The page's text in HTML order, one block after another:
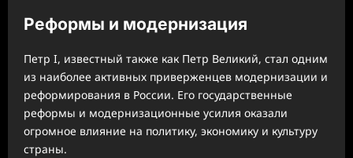
Реформы и модернизация
Петр I, известный также как Петр Великий, стал одним
из наиболее активных приверженцев модернизации и
реформирования в России. Его государственные
реформы и модернизационные усилия оказали
огромное влияние на политику, экономику и культуру
страны.